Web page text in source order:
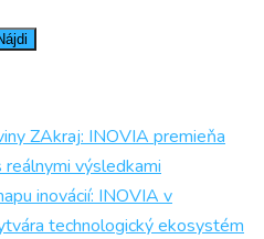
ZAkraj: INOVIA premieňa
výsledkami
inovácií: INOVIA v
technologický ekosystém